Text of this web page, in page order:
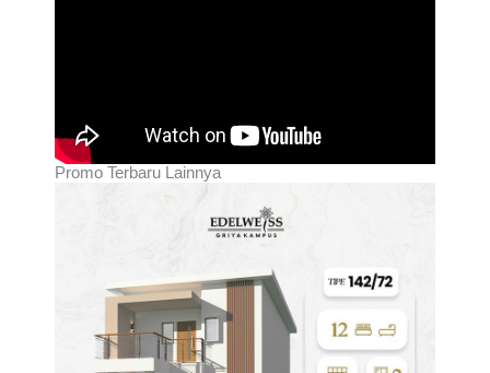
Promo Terbaru Lainnya